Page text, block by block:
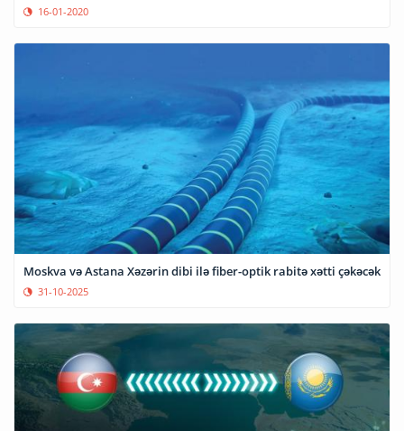
16-01-2020
Moskva və Astana Xəzərin dibi ilə fiber-optik rabitə xətti çəkəcək
31-10-2025